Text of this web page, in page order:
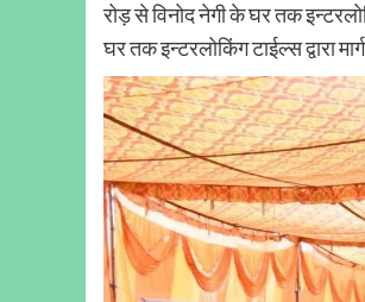
रोड़ से विनोद नेगी के घर तक
घर तक इन्टरलोकिंग टाईल्स द्वारा